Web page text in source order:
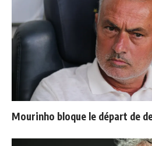
Mourinho bloque le départ de